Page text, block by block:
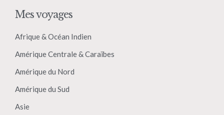
Mes voyages
Afrique & Océan Indien
Amérique Centrale & Caraïbes
Amérique du Nord
Amérique du Sud
Asie